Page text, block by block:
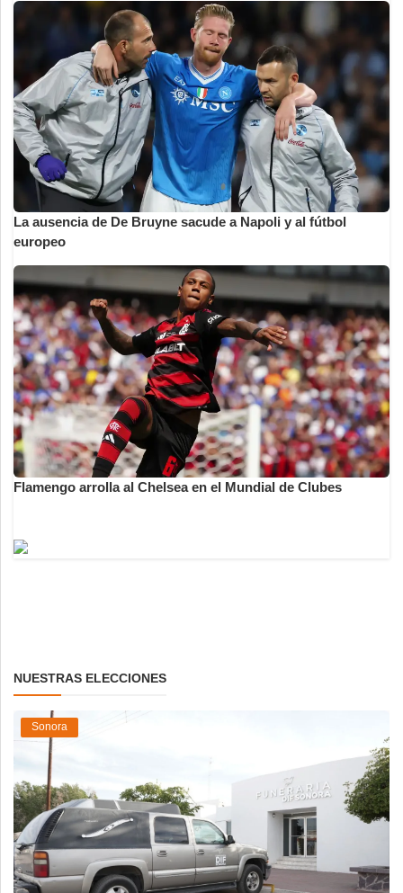
La ausencia de De Bruyne sacude a Napoli y al fútbol
europeo
Flamengo arrolla al Chelsea en el Mundial de Clubes
NUESTRAS ELECCIONES
Sonora